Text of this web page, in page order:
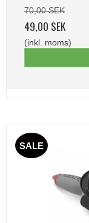
70,00 SEK
49,00 SEK
(inkl. moms)
SALE